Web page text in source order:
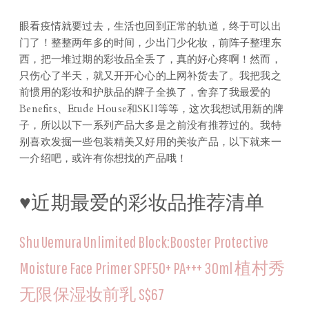
眼看疫情就要过去，生活也回到正常的轨道，终于可以出
门了！整整两年多的时间，少出门少化妆，前阵子整理东
西，把一堆过期的彩妆品全丢了，真的好心疼啊！然而，
只伤心了半天，就又开开心心的上网补货去了。我把我之
前惯用的彩妆和护肤品的牌子全换了，舍弃了我最爱的
Benefits、Etude House和SKII等等，这次我想试用新的牌
子，所以以下一系列产品大多是之前没有推荐过的。我特
别喜欢发掘一些包装精美又好用的美妆产品，以下就来一
一介绍吧，或许有你想找的产品哦！
♥近期最爱的彩妆品推荐清单
Shu Uemura Unlimited Block:Booster Protective
Moisture Face Primer SPF50+ PA+++ 30ml 植村秀
无限保湿妆前乳 S$67